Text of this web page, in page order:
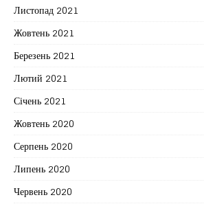
Листопад 2021
Жовтень 2021
Березень 2021
Лютий 2021
Січень 2021
Жовтень 2020
Серпень 2020
Липень 2020
Червень 2020